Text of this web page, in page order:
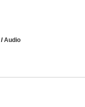
/Audio